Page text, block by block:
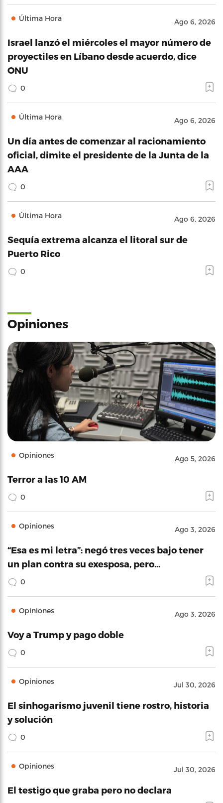
Última Hora Ago 6, 2026
Israel lanzó el miércoles el mayor número de
proyectiles en Líbano desde acuerdo, dice
ONU
0
Última Hora Ago 6, 2026
Un día antes de comenzar al racionamiento
oficial, dimite el presidente de la Junta de la
AAA
0
Última Hora Ago 6, 2026
Sequía extrema alcanza el litoral sur de
Puerto Rico
0
Opiniones
Opiniones Ago 5, 2026
Terror a las 10 AM
0
Opiniones Ago 3, 2026
“Esa es mi letra”: negó tres veces bajo tener
un plan contra su exesposa, pero…
0
Opiniones Ago 3, 2026
Voy a Trump y pago doble
0
Opiniones Jul 30, 2026
El sinhogarismo juvenil tiene rostro, historia
y solución
0
Opiniones Jul 30, 2026
El testigo que graba pero no declara